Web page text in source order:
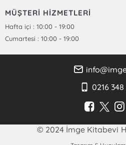
MÜŞTERİ HİZMETLERİ
Hafta içi : 10:00 - 19:00
Cumartesi : 10:00 - 19:00
0216
© 2024 İmge Kitabevi